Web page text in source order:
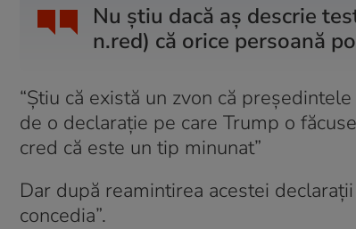
Nu ştiu dacă aş descrie
n.red) că orice persoană
“Ştiu că există un zvon că
de o declarație pe care Trump o
cred că este un tip minunat”
Dar după reamintirea acestei
concedia”.